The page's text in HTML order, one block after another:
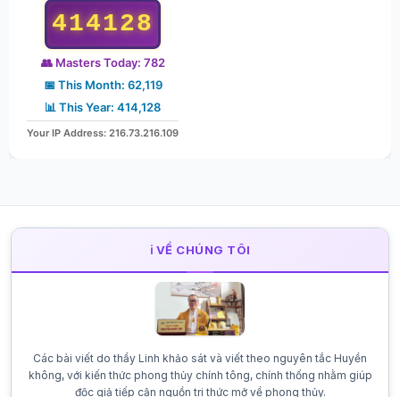
414128
👥 Masters Today: 782
📅 This Month: 62,119
📊 This Year: 414,128
Your IP Address: 216.73.216.109
ℹ️ VỀ CHÚNG TÔI
Các bài viết do thầy Linh khảo sát và viết theo nguyên tắc Huyền
không, với kiến thức phong thủy chính tông, chính thống nhằm giúp
độc giả tiếp cận nguồn tri thức mở về phong thủy.